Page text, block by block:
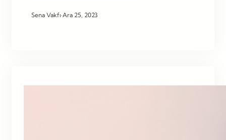
Sena Vakfı·Ara 25, 2023